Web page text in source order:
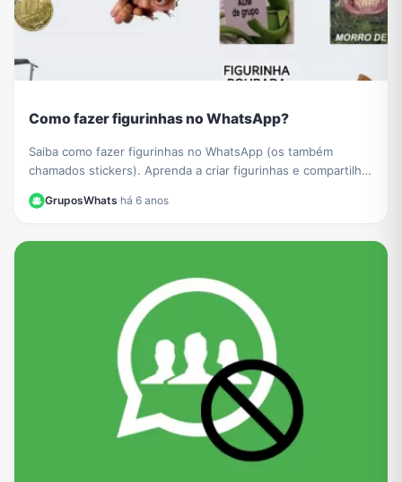
Como fazer figurinhas no WhatsApp?
Saiba como fazer figurinhas no WhatsApp (os também
chamados stickers). Aprenda a criar figurinhas e compartilhar
GruposWhats·há 6 anos